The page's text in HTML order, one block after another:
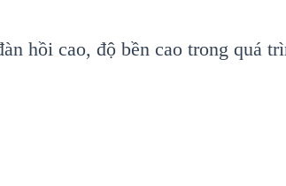
hồi cao, độ bền cao trong quá